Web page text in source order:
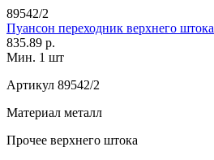
89542/2
Пуансон переходник верхнего штока
835.89 р.
Мин. 1 шт
Артикул 89542/2
Материал металл
Прочее верхнего штока